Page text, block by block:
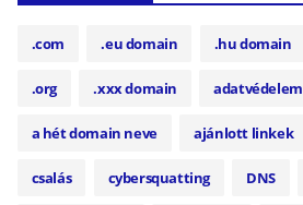
.com .eu domain .hu domain
.org .xxx domain adatvédelem
a hét domain neve ajánlott linkek
csalás cybersquatting DNS